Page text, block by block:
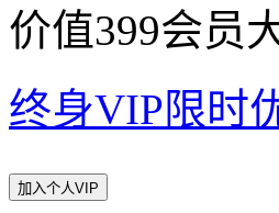
价值399会员
终身VIP限时
加入个人VIP